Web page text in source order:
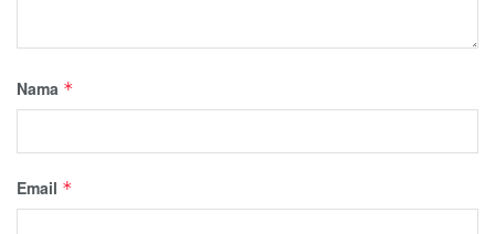
Nama *
Email *